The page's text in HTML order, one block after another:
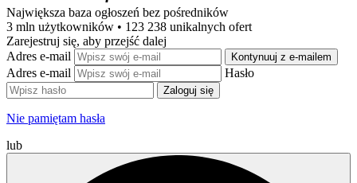
Największa baza ogłoszeń bez pośredników
3 mln użytkowników • 123 238 unikalnych ofert
Zarejestruj się, aby przejść dalej
Adres e-mail
Kontynuuj z e-mailem
Adres e-mail Hasło
Zaloguj się
Nie pamiętam hasła
lub